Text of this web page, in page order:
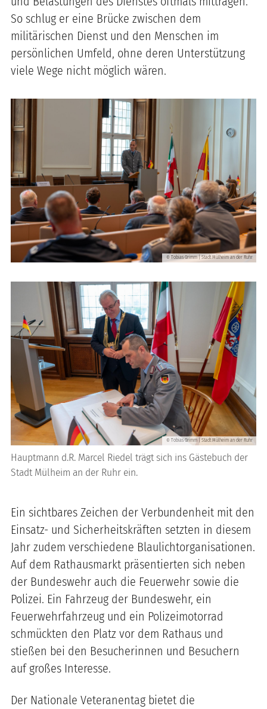
So schlug er eine Brücke zwischen dem
militärischen Dienst und den Menschen im
persönlichen Umfeld, ohne deren Unterstützung
viele Wege nicht möglich wären.
© Tobias Grimm | Stadt Mülheim an der Ruhr
© Tobias Grimm | Stadt Mülheim an der Ruhr
Hauptmann d.R. Marcel Riedel trägt sich ins Gästebuch der
Stadt Mülheim an der Ruhr ein.
Ein sichtbares Zeichen der Verbundenheit mit den
Einsatz- und Sicherheitskräften setzten in diesem
Jahr zudem verschiedene Blaulichtorganisationen.
Auf dem Rathausmarkt präsentierten sich neben
der Bundeswehr auch die Feuerwehr sowie die
Polizei. Ein Fahrzeug der Bundeswehr, ein
Feuerwehrfahrzeug und ein Polizeimotorrad
schmückten den Platz vor dem Rathaus und
stießen bei den Besucherinnen und Besuchern
auf großes Interesse.
Der Nationale Veteranentag bietet die